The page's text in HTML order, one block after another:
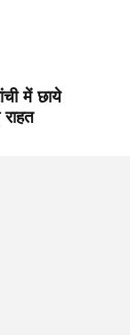
में छाये